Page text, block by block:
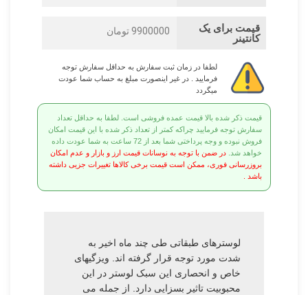
قیمت برای یک
کانتینر
9900000 تومان
لطفا در زمان ثبت سفارش به حداقل سفارش توجه
فرمایید . در غیر اینصورت مبلغ به حساب شما عودت
میگردد
قیمت ذکر شده بالا قیمت عمده فروشی است. لطفا به حداقل تعداد
سفارش توجه فرمایید چراکه کمتر از تعداد ذکر شده با این قیمت امکان
فروش نبوده و وجه پرداختی شما بعد از 72 ساعت به شما عودت داده
خواهد شد. در ضمن با توجه به نوسانات قیمت ارز و بازار و عدم امکان
بروزرسانی فوری، ممکن است قیمت برخی کالاها تغییرات جزیی داشته
باشد .
لوسترهای طبقاتی طی چند ماه اخیر به
شدت مورد توجه قرار گرفته اند. ویزگیهای
خاص و انحصاری این سبک لوستر در این
محبوبیت تاثیر بسزایی دارد. از جمله می